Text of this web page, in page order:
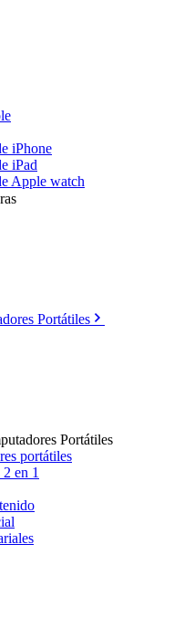
iPhone
iPad
Apple watch
Portátiles
Portátiles
portátiles
en 1